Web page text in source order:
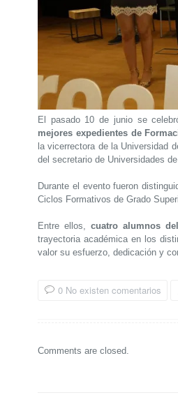
El pasado 10 de junio se
mejores expedientes de
la vicerrectora de la Universidad
del secretario de Universidades
Durante el evento fueron
Ciclos Formativos de Grado
Entre ellos,cuatro alumnos
trayectoria académica en los
valor su esfuerzo, dedicación y
0 No existen comentarios
Comments are closed.